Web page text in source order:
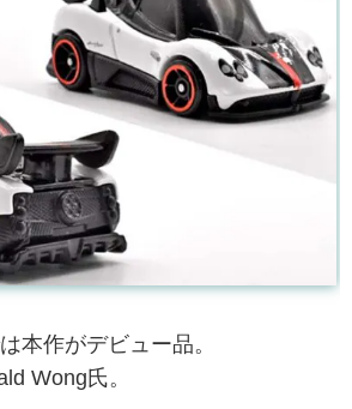
本作がデビュー品。
Wong氏。